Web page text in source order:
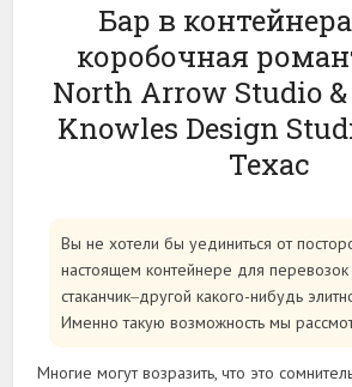
Бар в
коробочная
North Arrow Studio
Knowles Design
Техас
Вы не хотели бы уединиться от
настоящем контейнере для перевозок
стаканчик‒другой какого-нибудь
Именно такую возможность мы
Многие могут возразить, что это